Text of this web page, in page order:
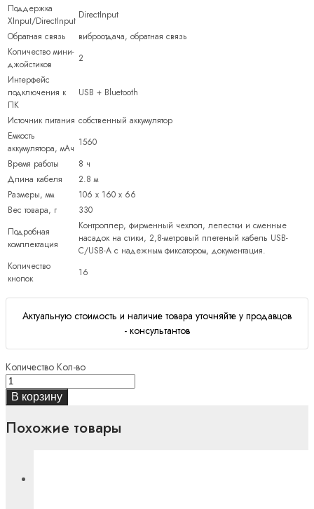
Поддержка
XInput/DirectInput DirectInput
Обратная связь
виброотдача, обратная связь
Количество мини-
джойстиков
2
Интерфейс
подключения к
ПК
USB + Bluetooth
Источник питания собственный аккумулятор
Емкость
аккумулятора, мАч 1560
Время работы
8 ч
Длина кабеля
2.8 м
Размеры, мм
106 х 160 х 66
Вес товара, г
330
Подробная
комплектация
Контроллер, фирменный чехлол, лепестки и сменные
насадок на стики, 2,8-метровый плетеный кабель USB-
C/USB-A с надежным фиксатором, документация.
Количество
кнопок
16
Актуальную стоимость и наличие товара уточняйте у продавцов
- консультантов
Количество Кол-во
В корзину
Похожие товары